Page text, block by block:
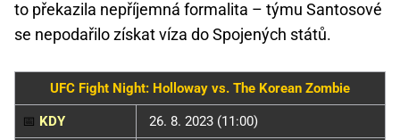
to překazila nepříjemná formalita – týmu Santosové
se nepodařilo získat víza do Spojených států.
UFC Fight Night: Holloway vs. The Korean Zombie
📅 KDY 26. 8. 2023 (11:00)